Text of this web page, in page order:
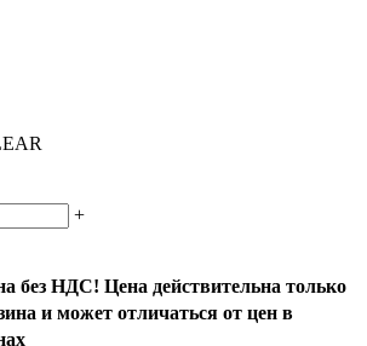
+
без НДС! Цена действительна только
и может отличаться от цен в